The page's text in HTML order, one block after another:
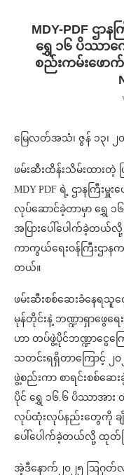
MDY-PDF ဌာ
ရွှေ ၁၆ ပိဿာ
စည်းကမ်းဖောက်
မြေလတ်အသံ၊ ဇွန် ၁၃၊ ၂
ဖမ်းဆီးထိန်းသိမ်းထားတဲ့
MDY PDF ရဲ့ ဌာနကြီးမှူ
လုပ်ဆောင်ခဲ့တာမှာ ရွှေ ၁
အပြားပေါ်ပေါက်ခဲ့တယ်
ကာကွယ်ရေးဝန်ကြီးဌာန
တယ်။
ဖမ်းဆီးစစ်ဆေးခံနေရသူတွေ
မုန်တိုင်းနဲ့ ဘဏ္ဍာရှာဖွေရေး
ဟာ တပ်ဖွဲ့ပိုင်ဘဏ္ဍာငွေက
သတင်းရရှိတာကြောင့် ၂
ဖွဲ့စည်းကာ စာရင်းစစ်ဆေး
ပိုင် ရွှေ ၁၆.၆ ပိဿာအား
လုပ်ထုံးလုပ်နည်းတွေကို ခ
ပေါ်ပေါက်ခဲ့တယ်လို့ ထုတ်ပ
အဲ့ဒီနောက်၂၀၂၅ ဩဂုတ်